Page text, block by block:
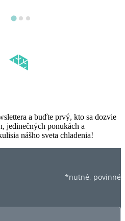
a buďte prvý, kto sa dozvie
jedinečných ponukách a
nášho sveta chladenia!
*nutné, povinné